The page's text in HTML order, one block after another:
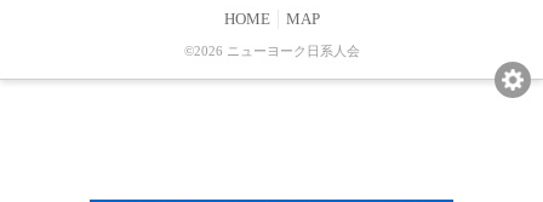
HOME MAP
©2026 ニューヨーク日系人会